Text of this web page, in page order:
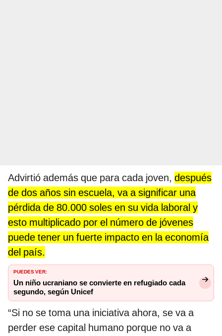
Advirtió además que para cada joven, después
de dos años sin escuela, va a significar una
pérdida de 80.000 soles en su vida laboral y
esto multiplicado por el número de jóvenes
puede tener un fuerte impacto en la economía
del país.
PUEDES VER:
Un niño ucraniano se convierte en refugiado cada
segundo, según Unicef
“Si no se toma una iniciativa ahora, se va a
perder ese capital humano porque no va a